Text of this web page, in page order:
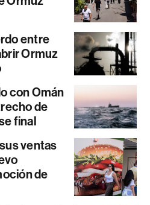
entre
Ormuz
con Omán
de
final
ventas
de